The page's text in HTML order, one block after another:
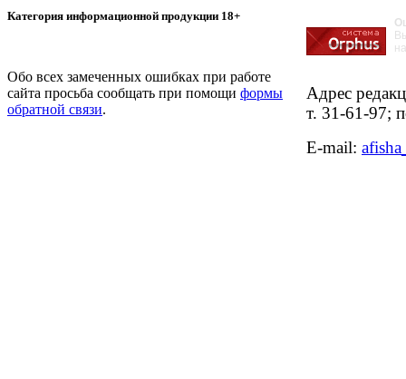
Категория информационной продукции 18+
Обо всех замеченных ошибках при работе
сайта просьба сообщать при помощи формы
обратной связи.
Адрес
т. 31-61-97;
E-mail: